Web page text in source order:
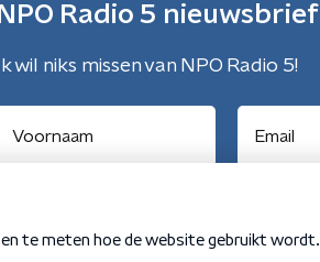
NPO Radio 5 nieuwsbrief
Ik wil niks missen van NPO Radio 5!